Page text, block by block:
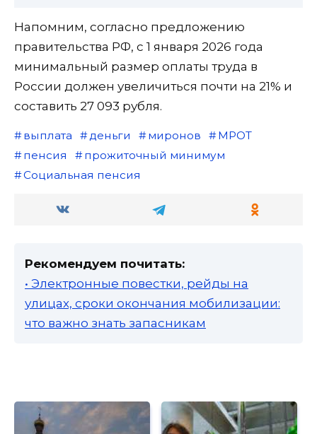
Напомним, согласно предложению
правительства РФ, с 1 января 2026 года
минимальный размер оплаты труда в
России должен увеличиться почти на 21% и
составить 27 093 рубля.
выплата деньги миронов
МРОТ
пенсия
прожиточный минимум
Социальная пенсия
Рекомендуем почитать:
• Электронные повестки, рейды на
улицах, сроки окончания мобилизации:
что важно знать запасникам